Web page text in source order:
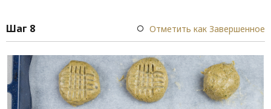
Шаг 8 Отметить как Завершенное